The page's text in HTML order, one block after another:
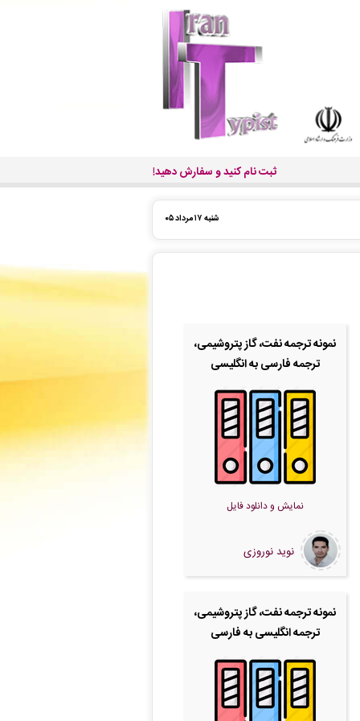
ثبت نام کنید و سفارش دهید!
شنبه ۱۷ مرداد ۰۵
نمونه ترجمه نفت، گاز پتروشیمی،
ترجمه فارسی به انگلیسی
نمایش و دانلود فایل
نوید نوروزی
نمونه ترجمه نفت، گاز پتروشیمی،
ترجمه انگلیسی به فارسی